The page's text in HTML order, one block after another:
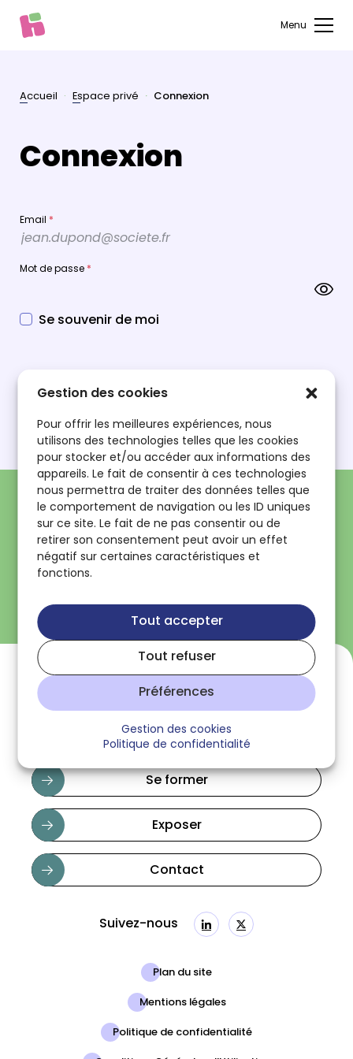
Gestion des cookies
Pour offrir les meilleures expériences, nous
utilisons des technologies telles que les cookies
pour stocker et/ou accéder aux informations des
appareils. Le fait de consentir à ces technologies
nous permettra de traiter des données telles que
le comportement de navigation ou les ID uniques
sur ce site. Le fait de ne pas consentir ou de
retirer son consentement peut avoir un effet
négatif sur certaines caractéristiques et
fonctions.
Tout accepter
Tout refuser
Préférences
Gestion des cookies
Politique de confidentialité
Menu
Accueil Espace privé Connexion
Connexion
Email *
Mot de passe *
Se souvenir de moi
Première connexion ?
Se connecter
Pas encore inscrit ?
Se former
Exposer
Contact
Suivez-nous LinkedinTwitter
Plan du site
Mentions légales
Politique de confidentialité